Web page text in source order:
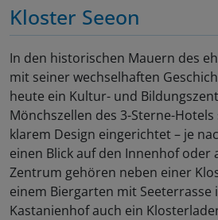
Kloster Seeon
In den historischen Mauern des
mit seiner wechselhaften
heute ein Kultur- und
Mönchszellen des 3-Sterne-
klarem Design eingerichtet – je
einen Blick auf den Innenhof oder
Zentrum gehören neben einer
einem Biergarten mit
Kastanienhof auch ein